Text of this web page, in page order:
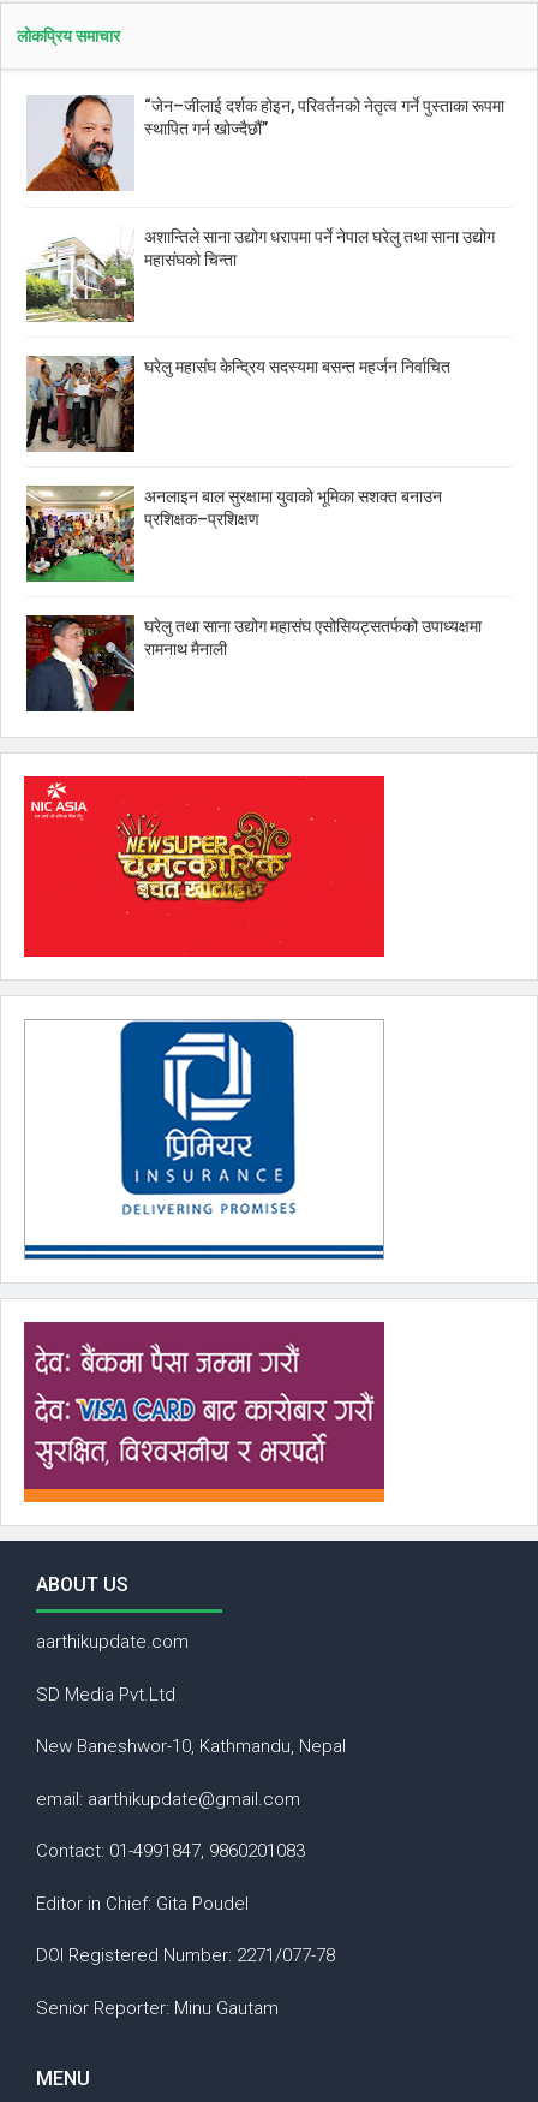
लोकप्रिय समाचार
“जेन–जीलाई दर्शक होइन, परिवर्तनको नेतृत्व गर्ने पुस्ताका रूपमा
स्थापित गर्न खोज्दैछौं”
अशान्तिले साना उद्योग धरापमा पर्ने नेपाल घरेलु तथा साना उद्योग
महासंघको चिन्ता
घरेलु महासंघ केन्द्रिय सदस्यमा बसन्त महर्जन निर्वाचित
अनलाइन बाल सुरक्षामा युवाको भूमिका सशक्त बनाउन
प्रशिक्षक–प्रशिक्षण
घरेलु तथा साना उद्योग महासंघ एसोसियट्सतर्फको उपाध्यक्षमा
रामनाथ मैनाली
ABOUT US
aarthikupdate.com
SD Media Pvt.Ltd
New Baneshwor-10, Kathmandu, Nepal
email: aarthikupdate@gmail.com
Contact: 01-4991847, 9860201083
Editor in Chief: Gita Poudel
DOI Registered Number: 2271/077-78
Senior Reporter: Minu Gautam
MENU